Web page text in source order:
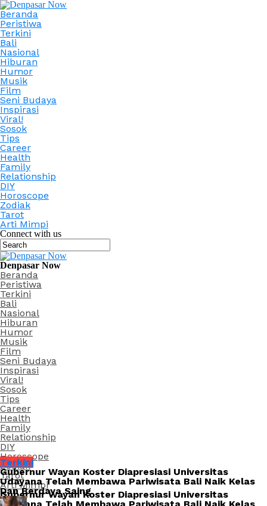
Beranda
Peristiwa
Terkini
Bali
Nasional
Hiburan
Humor
Musik
Film
Seni Budaya
Inspirasi
Viral!
Sosok
Tips
Career
Health
Family
Relationship
DIY
Horoscope
Zodiak
Tarot
Arti Mimpi
Connect with us
Denpasar Now
Beranda
Peristiwa
Terkini
Bali
Nasional
Hiburan
Humor
Musik
Film
Seni Budaya
Inspirasi
Viral!
Sosok
Tips
Career
Health
Family
Relationship
DIY
Horoscope
Zodiak
Tarot
Arti Mimpi
Gubernur Wayan Koster Diapresiasi Universitas
Terkini
Gubernur Wayan Koster Diapresiasi Universitas
Udayana Telah Membawa Pariwisata Bali Naik Kelas
Dan Berdaya Saing